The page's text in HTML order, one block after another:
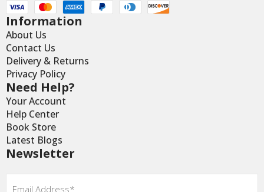
Information
About Us
Contact Us
Delivery & Returns
Privacy Policy
Need Help?
Your Account
Help Center
Book Store
Latest Blogs
Newsletter
Email*